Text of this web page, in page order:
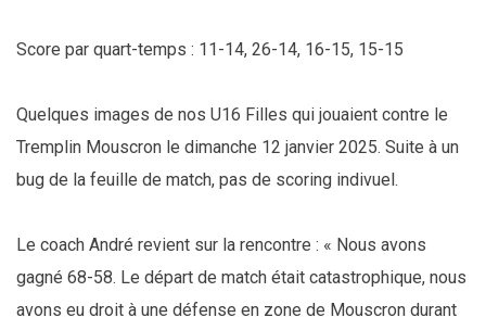
Score par quart-temps : 11-14, 26-14, 16-15, 15-15
Quelques images de nos U16 Filles qui jouaient contre le
Tremplin Mouscron le dimanche 12 janvier 2025. Suite à un
bug de la feuille de match, pas de scoring indivuel.
Le coach André revient sur la rencontre : « Nous avons
gagné 68-58. Le départ de match était catastrophique, nous
avons eu droit à une défense en zone de Mouscron durant